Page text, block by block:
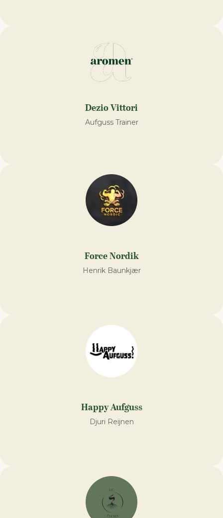
Dezio Vittori
Aufguss Trainer
Force Nordik
Henrik Baunkjær
Happy Aufguss
Djuri Reijnen